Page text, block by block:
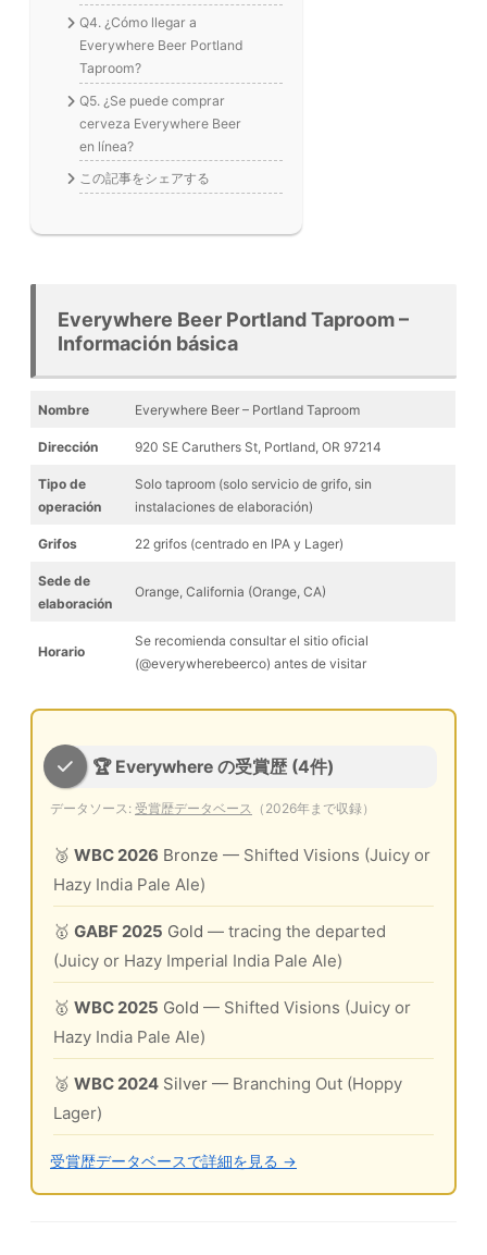
Q4. ¿Cómo llegar a
Everywhere Beer Portland
Taproom?
Q5. ¿Se puede comprar
cerveza Everywhere Beer
en línea?
この記事をシェアする
Everywhere Beer Portland Taproom –
Información básica
Nombre Everywhere Beer – Portland Taproom
Dirección 920 SE Caruthers St, Portland, OR 97214
Tipo de
operación
Solo taproom (solo servicio de grifo, sin
instalaciones de elaboración)
Grifos 22 grifos (centrado en IPA y Lager)
Sede de
elaboración
Orange, California (Orange, CA)
Horario
Se recomienda consultar el sitio oficial
(@everywherebeerco) antes de visitar
🏆 Everywhere の受賞歴 (4件)
データソース: 受賞歴データベース （2026年まで収録）
🥉 WBC 2026 Bronze — Shifted Visions (Juicy or
Hazy India Pale Ale)
🥇 GABF 2025 Gold — tracing the departed
(Juicy or Hazy Imperial India Pale Ale)
🥇 WBC 2025 Gold — Shifted Visions (Juicy or
Hazy India Pale Ale)
🥈 WBC 2024 Silver — Branching Out (Hoppy
Lager)
受賞歴データベースで詳細を見る →